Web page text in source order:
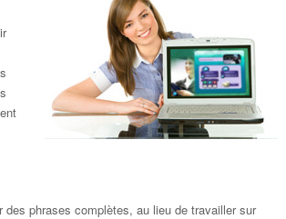
phrases complètes, au lieu de travailler sur